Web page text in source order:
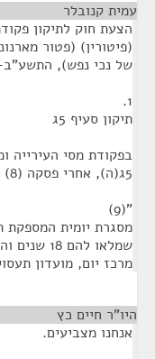
עמית קנובלר
הצעת חוק לתיקון
(פיטורין) (פטור
של נכי נפש), התשע"ב-
1.
תיקון סעיף 5ג
5ג(ה), אחרי פסקה (8) יבוא:
"(9)
מסגרת יומית המספקת
שמלאו
מרכז יום, מועדון
היו"ר חיים כץ
אנחנו מצביעים.